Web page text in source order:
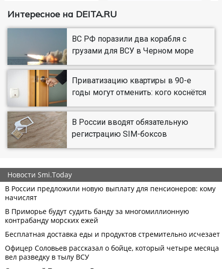
Интересное на DEITA.RU
ВС РФ поразили два корабля с
грузами для ВСУ в Черном море
Приватизацию квартиры в 90-е
годы могут отменить: кого коснётся
В России вводят обязательную
регистрацию SIM-боксов